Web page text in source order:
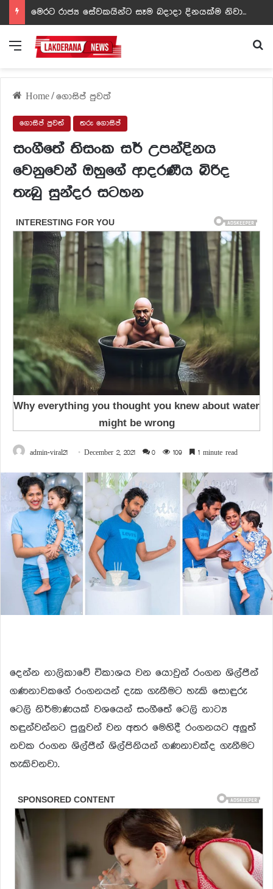
ඩඩ්ලිට දෙවෙනි නොවූ රත්න සහල් අධිපති..- PHOTOS
Menu
Home/ගොසිප් පුවත්
ගොසිප් පුවත් තරු ගොසිප්
සංගීතේ තිසංක සර් උපන්දිනය
වෙනුවෙන් ඔහුගේ ආදරණීය බිරිද
තැබු සුන්දර සටහන
admin-viral21 December 2, 2021 0 109 1 minute read
දෙන්න නාලිකාවේ විකාශය වන යොවුන් රංගන ශිල්පීන්
ගණනාවකගේ රංගනයන් දැක ගැනීමට හැකි සොඳුරු
ටෙලි නිර්මාණයක් වශයෙන් සංගීතේ ටෙලි නාට්‍ය
හඳුන්වන්නට පුලුවන් වන අතර මෙහිදී රංගනයට අලුත්
නවක රංගන ශිල්පීන් ශිල්පිනියන් ගණනාවක්ද ගැනීමට
හැකිවනවා.